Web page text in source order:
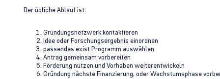
Der übliche Ablauf ist:
Gründungsnetzwerk kontaktieren
Idee oder Forschungsergebnis einordnen
passendes exist Programm auswählen
Antrag gemeinsam vorbereiten
Förderung nutzen und Vorhaben weiterentwickeln
Gründung nächste Finanzierung, oder Wachstumsphase